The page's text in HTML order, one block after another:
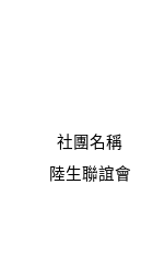
社團名稱
陸生聯誼會